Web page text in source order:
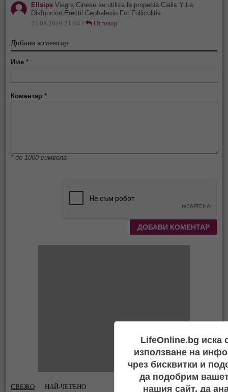
Ellsips Viagra Cinese se utiliza la propecia Cialis Y La
Disfuncion Erectil Cephalexin For Folliculitis
27.08.2019 21:04 / Отговор
Добави коментар
Име*
Коментар*
* до 1000 символа
СВЕЖО НАЙ-ЧЕТЕНО
LifeOnline.bg иска
използване на
чрез бисквитки и
да подобрим
нашия сайт, да